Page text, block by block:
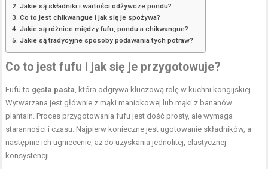
Jakie są składniki i wartości odżywcze pondu?
Co to jest chikwangue i jak się je spożywa?
Jakie są różnice między fufu, pondu a chikwangue?
Jakie są tradycyjne sposoby podawania tych potraw?
Co to jest fufu i jak się je przygotowuje?
Fufu to gęsta pasta, która odgrywa kluczową rolę w kuchni kongijskiej.
Wytwarzana jest głównie z mąki maniokowej lub mąki z bananów
plantain. Proces przygotowania fufu jest dość prosty, ale wymaga
staranności i czasu. Najpierw konieczne jest ugotowanie składników, a
następnie ich ugniecenie, aż do uzyskania jednolitej, elastycznej
konsystencji.